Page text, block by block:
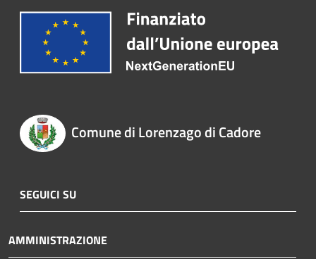
Comune di Lorenzago di Cadore
SEGUICI SU
AMMINISTRAZIONE